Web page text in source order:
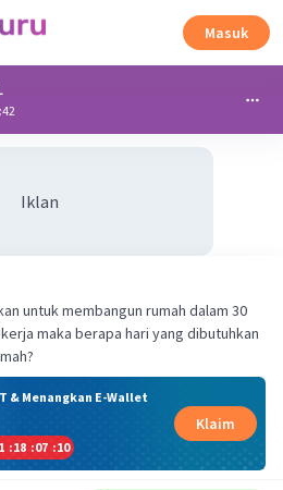
Masuk
Iklan
untuk membangun rumah dalam 30
maka berapa hari yang dibutuhkan
& Menangkan E-Wallet
:18 :07 :10
Klaim